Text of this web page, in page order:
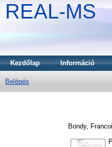
REAL-MS
Kezdőlap Információ
Belépés
Bondy,